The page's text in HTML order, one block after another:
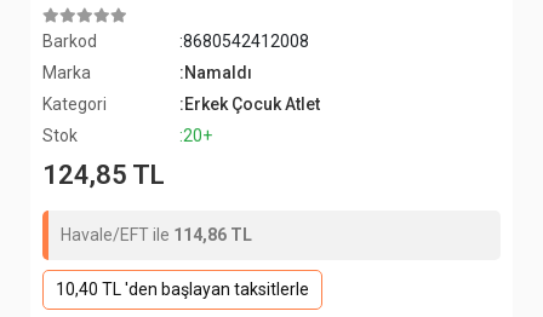
Barkod
:8680542412008
Marka
:Namaldı
Kategori
:Erkek Çocuk Atlet
Stok
:20+
124,85 TL
Havale/EFT ile 114,86 TL
10,40 TL 'den başlayan taksitlerle